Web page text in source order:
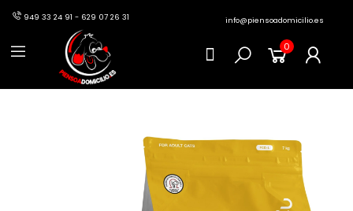
949 33 24 91 - 629 07 26 31 info@piensoadomicilio.es
0